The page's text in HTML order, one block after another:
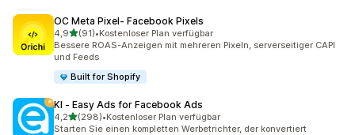
OC Meta Pixel‑ Facebook Pixels
4,9von 5 Sternen
(91)
91 Rezensionen insgesamt
•Kostenloser Plan verfügbar
Bessere ROAS-Anzeigen mit mehreren Pixeln, serverseitiger CAPI
und Feeds
Built for Shopify
KI ‑ Easy Ads for Facebook Ads
4,2von 5 Sternen
(298)
298 Rezensionen insgesamt
•Kostenloser Plan verfügbar
Starten Sie einen kompletten Werbetrichter, der konvertiert